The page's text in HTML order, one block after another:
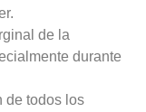
de la
durante
de todos los